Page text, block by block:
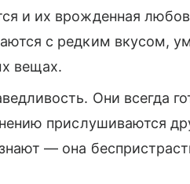
и их врожденная
с редким вкусом,
вещах.
Они всегда
прислушиваются
— она